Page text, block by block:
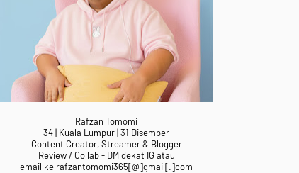
Rafzan Tomomi
34 | Kuala Lumpur | 31 Disember
Content Creator, Streamer & Blogger
Review / Collab - DM dekat IG atau
email ke rafzantomomi365[@]gmail[.]com